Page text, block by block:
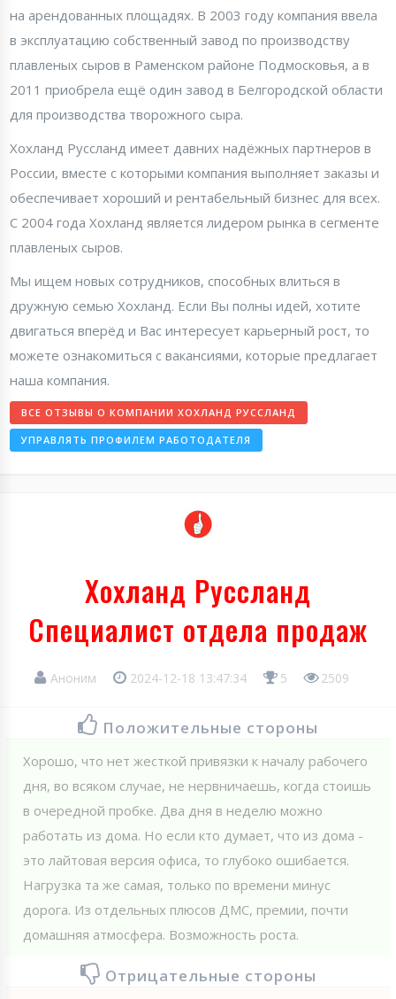
на арендованных площадях. В 2003 году компания ввела
в эксплуатацию собственный завод по производству
плавленых сыров в Раменском районе Подмосковья, а в
2011 приобрела ещё один завод в Белгородской области
для производства творожного сыра.
Хохланд Руссланд имеет давних надёжных партнеров в
России, вместе с которыми компания выполняет заказы и
обеспечивает хороший и рентабельный бизнес для всех.
С 2004 года Хохланд является лидером рынка в сегменте
плавленых сыров.
Мы ищем новых сотрудников, способных влиться в
дружную семью Хохланд. Если Вы полны идей, хотите
двигаться вперёд и Вас интересует карьерный рост, то
можете ознакомиться с вакансиями, которые предлагает
наша компания.
ВСЕ ОТЗЫВЫ О КОМПАНИИ ХОХЛАНД РУССЛАНД
УПРАВЛЯТЬ ПРОФИЛЕМ РАБОТОДАТЕЛЯ
Хохланд Руссланд
Специалист отдела продаж
Аноним 2024-12-18 13:47:34 5 2509
Положительные стороны
Хорошо, что нет жесткой привязки к началу рабочего
дня, во всяком случае, не нервничаешь, когда стоишь
в очередной пробке. Два дня в неделю можно
работать из дома. Но если кто думает, что из дома -
это лайтовая версия офиса, то глубоко ошибается.
Нагрузка та же самая, только по времени минус
дорога. Из отдельных плюсов ДМС, премии, почти
домашняя атмосфера. Возможность роста.
Отрицательные стороны